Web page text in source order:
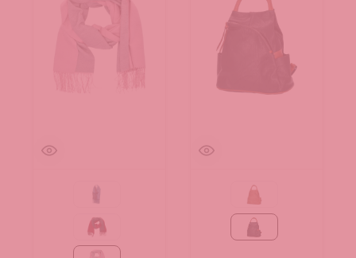
69-navy
bordeaux/grau
Camel
schwarz